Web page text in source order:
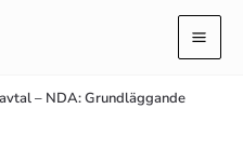
– NDA: Grundläggande